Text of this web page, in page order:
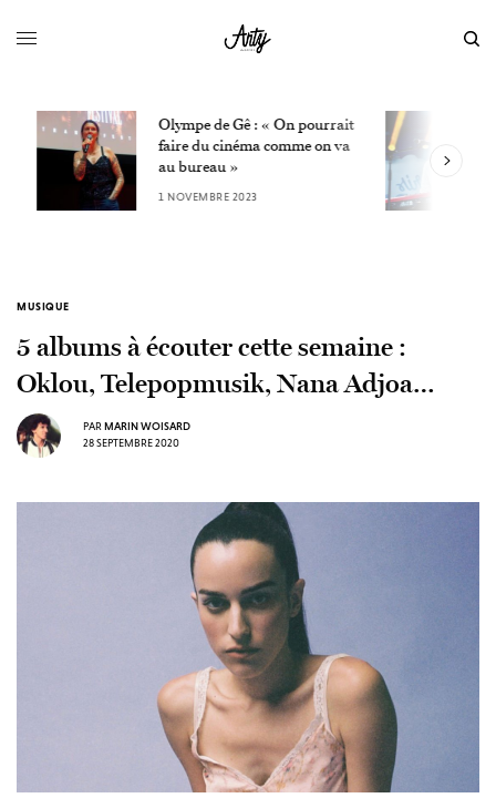
Olympe de Gê : « On pourrait
faire du cinéma comme on va
au bureau »
1 NOVEMBRE 2023
MUSIQUE
5 albums à écouter cette semaine :
Oklou, Telepopmusik, Nana Adjoa…
PAR MARIN WOISARD
28 SEPTEMBRE 2020